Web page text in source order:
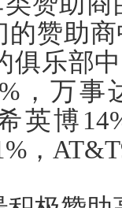
的赞助
俱乐部
，万事
英博
，